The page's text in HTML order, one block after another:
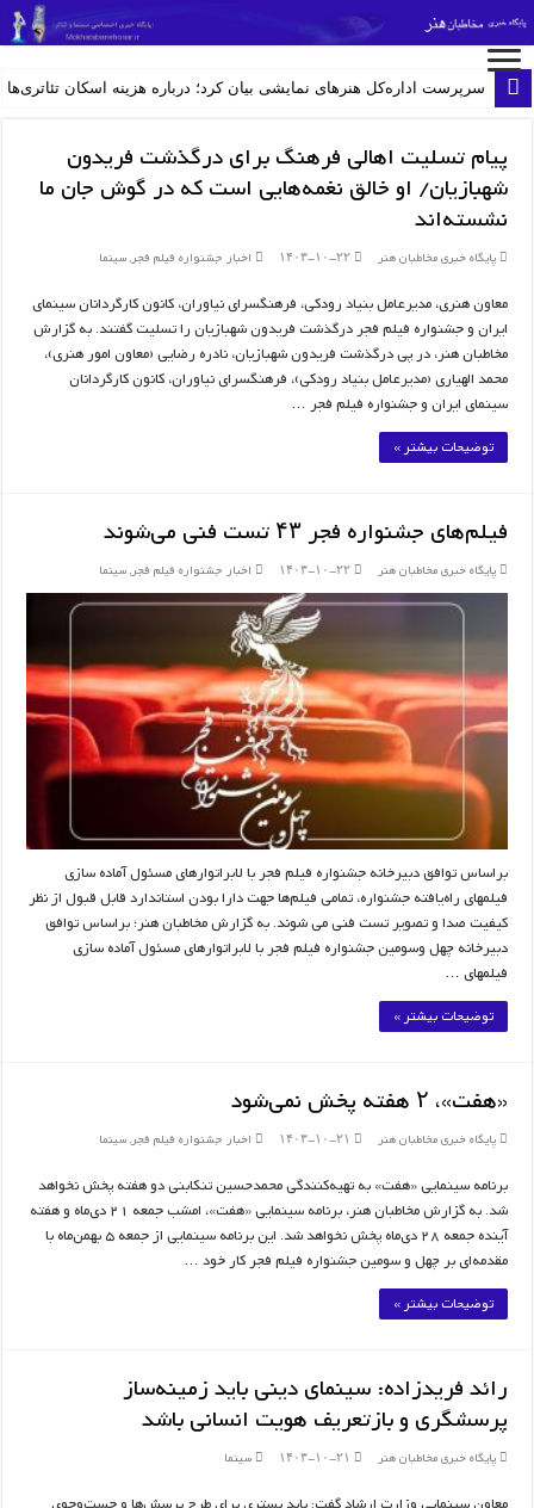
سرپرست اداره‌کل هنرهای نمایشی بیان کرد؛ درباره هزینه اسکان
پیام تسلیت اهالی فرهنگ برای درگذشت فریدون
شهبازیان/ او خالق نغمه‌هایی است که در گوش جان ما
نشسته‌اند
پایگاه خبری مخاطبان هنر ۱۴۰۳-۱۰-۲۲ اخبار جشنواره فیلم فجر,سینما
معاون هنری، مدیرعامل بنیاد رودکی، فرهنگسرای نیاوران، کانون کارگردانان سینمای
ایران و جشنواره فیلم فجر درگذشت فریدون شهبازیان را تسلیت گفتند. به گزارش
مخاطبان هنر، در پی درگذشت فریدون شهبازیان، نادره رضایی (معاون امور هنری)،
محمد الهیاری (مدیرعامل بنیاد رودکی)، فرهنگسرای نیاوران، کانون کارگردانان
سینمای ایران و جشنواره فیلم فجر …
توضیحات بیشتر »
فیلم‌های جشنواره فجر ۴۳ تست فنی می‌شوند
پایگاه خبری مخاطبان هنر ۱۴۰۳-۱۰-۲۲ اخبار جشنواره فیلم فجر,سینما
براساس توافق دبیرخانه جشنواره فیلم فجر با لابراتوارهای مسئول آماده سازی
فیلم‎های راه‌یافته جشنواره، تمامی فیلم‎‌ها جهت دارا بودن استاندارد قابل قبول از نظر
کیفیت صدا و تصویر تست فنی می شوند. به گزارش مخاطبان هنر؛ براساس توافق
دبیرخانه چهل وسومین جشنواره فیلم فجر با لابراتوارهای مسئول آماده سازی
فیلم‎های …
توضیحات بیشتر »
«هفت»، ۲ هفته پخش نمی‌شود
پایگاه خبری مخاطبان هنر ۱۴۰۳-۱۰-۲۱ اخبار جشنواره فیلم فجر,سینما
برنامه سینمایی «هفت» به تهیه‌کنندگی محمدحسین تنکابنی دو هفته پخش نخواهد
شد. به گزارش مخاطبان هنر، برنامه سینمایی «هفت»، امشب جمعه 21 دی‌ماه و هفته
آینده جمعه 28 دی‌ماه پخش نخواهد شد. این برنامه سینمایی از جمعه 5 بهمن‌ماه با
مقدمه‌ای بر چهل و سومین جشنواره فیلم فجر کار خود …
توضیحات بیشتر »
رائد فریدزاده: سینمای دینی باید زمینه‌ساز
پرسشگری و بازتعریف هویت انسانی باشد
پایگاه خبری مخاطبان هنر ۱۴۰۳-۱۰-۲۱ سینما